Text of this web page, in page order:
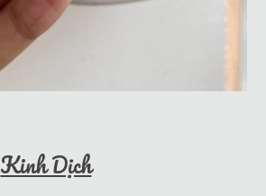
Kinh Dịch